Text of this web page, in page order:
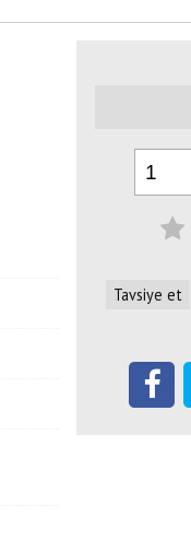
Tavsiye et